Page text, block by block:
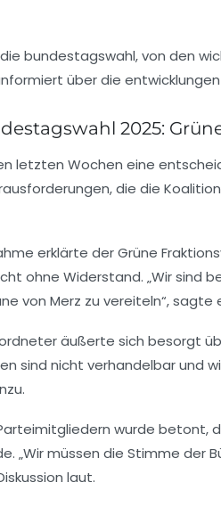
2025:
letzten Wochen eine
die die
erklärte derGrüne
ohne Widerstand. „Wir sind
von Merz zu vereiteln“, sagte
äußerte sich besorgt
sind nicht verhandelbar und
wurde betont,
„Wir müssen die Stimme der
laut.